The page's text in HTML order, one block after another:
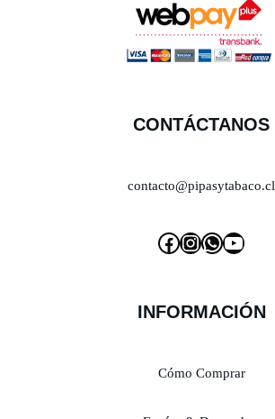
CONTÁCTANOS
contacto@pipasytabaco.cl
INFORMACIÓN
Cómo Comprar